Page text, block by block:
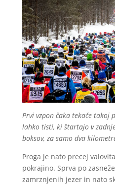
Prvi vzpon čaka tekače takoj
lahko tisti, ki štartajo v
boksov, za samo dva
Proga je nato precej
pokrajino. Sprva po
zamrznjenih jezer in nato